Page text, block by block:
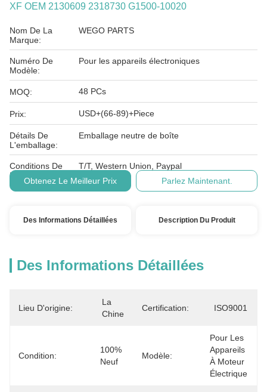
XF OEM 2130609 2318730 G1500-10020
Nom De La
Marque:
WEGO PARTS
Numéro De
Modèle:
Pour les appareils électroniques
MOQ: 48 PCs
Prix: USD+(66-89)+Piece
Détails De
L'emballage:
Emballage neutre de boîte
Conditions De
Paiement:
T/T, Western Union, Paypal
Obtenez Le Meilleur Prix
Parlez Maintenant.
Des Informations Détaillées Description Du Produit
Des Informations Détaillées
Lieu D'origine:
La
Chine
Certification: ISO9001
Condition:
100%
Neuf
Modèle:
Pour Les
Appareils
À Moteur
Électrique